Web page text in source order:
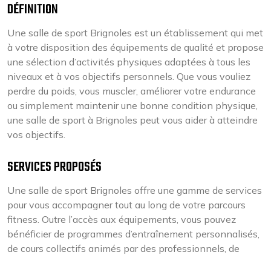
DÉFINITION
Une salle de sport Brignoles est un établissement qui met
à votre disposition des équipements de qualité et propose
une sélection d’activités physiques adaptées à tous les
niveaux et à vos objectifs personnels. Que vous vouliez
perdre du poids, vous muscler, améliorer votre endurance
ou simplement maintenir une bonne condition physique,
une salle de sport à Brignoles peut vous aider à atteindre
vos objectifs.
SERVICES PROPOSÉS
Une salle de sport Brignoles offre une gamme de services
pour vous accompagner tout au long de votre parcours
fitness. Outre l’accès aux équipements, vous pouvez
bénéficier de programmes d’entraînement personnalisés,
de cours collectifs animés par des professionnels, de